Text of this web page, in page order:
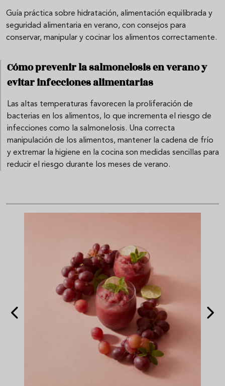
Guía práctica sobre hidratación, alimentación equilibrada y
seguridad alimentaria en verano, con consejos para
conservar, manipular y cocinar los alimentos correctamente.
Cómo prevenir la salmonelosis en verano y
evitar infecciones alimentarias
Las altas temperaturas favorecen la proliferación de
bacterias en los alimentos, lo que incrementa el riesgo de
infecciones como la salmonelosis. Una correcta
manipulación de los alimentos, mantener la cadena de frío
y extremar la higiene en la cocina son medidas sencillas para
reducir el riesgo durante los meses de verano.